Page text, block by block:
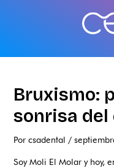
Bruxismo:
sonrisa del
Porcsadental /
Soy Moli El Molar y hoy,